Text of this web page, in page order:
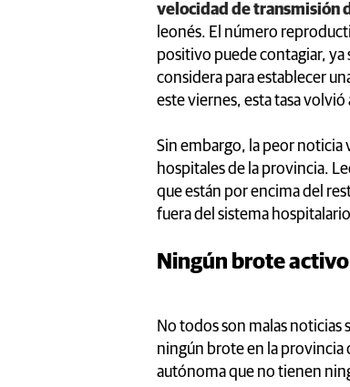
velocidad de transmisión
leonés. El número
positivo puede contagiar, ya
considera para establecer
este viernes, esta tasa volvió
Sin embargo, la peor noticia
hospitales de la provincia.
que están por encima del
fuera del sistema
Ningún brote activo
No todos son malas
ningún brote en la provincia
autónoma que no tienen